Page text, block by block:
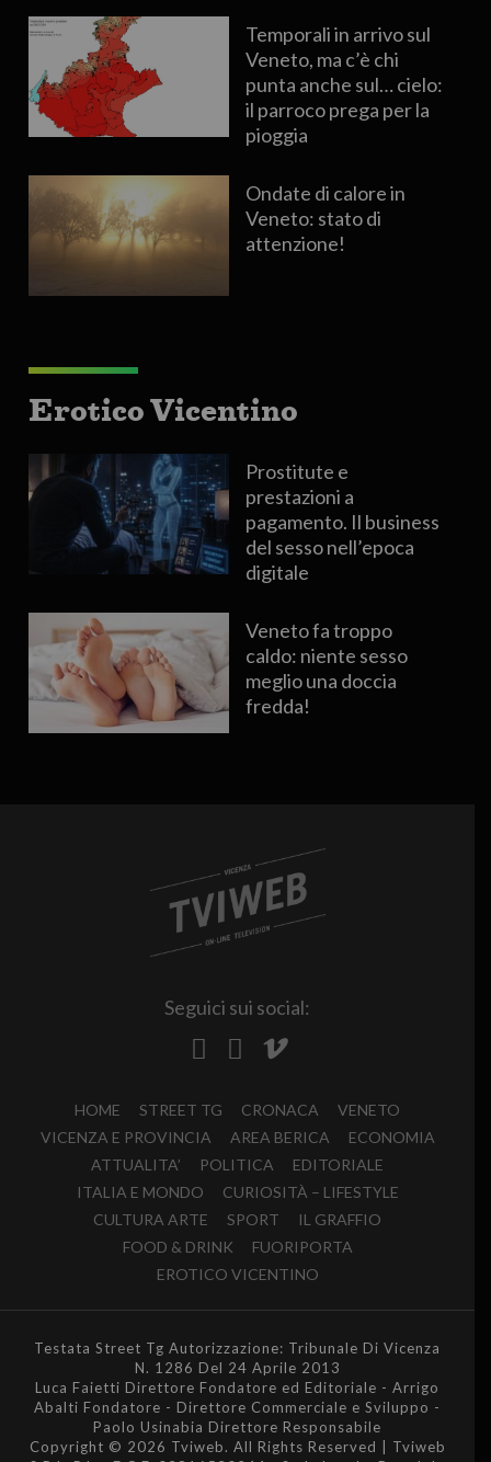
Temporali in arrivo sul
Veneto, ma c’è chi
punta anche sul… cielo:
il parroco prega per la
pioggia
Ondate di calore in
Veneto: stato di
attenzione!
Erotico Vicentino
Prostitute e
prestazioni a
pagamento. Il business
del sesso nell’epoca
digitale
Veneto fa troppo
caldo: niente sesso
meglio una doccia
fredda!
Seguici sui social:
HOME STREET TG CRONACA
VENETO
VICENZA E PROVINCIA
AREA BERICA
ECONOMIA
ATTUALITA’
POLITICA
EDITORIALE
ITALIA E MONDO
CURIOSITÀ – LIFESTYLE
CULTURA ARTE
SPORT
IL GRAFFIO
FOOD & DRINK
FUORIPORTA
EROTICO VICENTINO
Testata Street Tg Autorizzazione: Tribunale Di Vicenza
N. 1286 Del 24 Aprile 2013
Luca Faietti Direttore Fondatore ed Editoriale - Arrigo
Abalti Fondatore - Direttore Commerciale e Sviluppo -
Paolo Usinabia Direttore Responsabile
Copyright © 2026 Tviweb. All Rights Reserved | Tviweb